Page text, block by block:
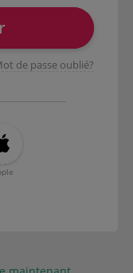
de passe oublié?